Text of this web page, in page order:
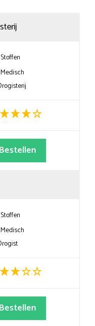
Stoffen
Medisch
Bestellen
Stoffen
Medisch
Bestellen